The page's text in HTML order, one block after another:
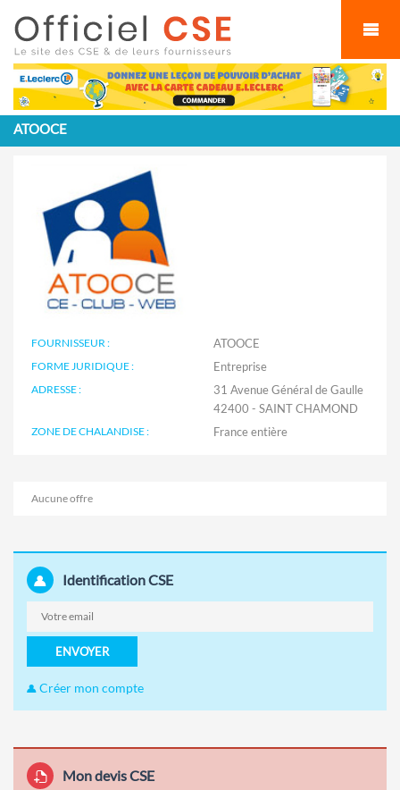
ATOOCE
FOURNISSEUR : ATOOCE
FORME JURIDIQUE : Entreprise
ADRESSE :
31 Avenue Général de Gaulle
42400 - SAINT CHAMOND
ZONE DE CHALANDISE :
Aucune offre
Identification CSE
ENVOYER
Créer mon compte
Mon devis CSE